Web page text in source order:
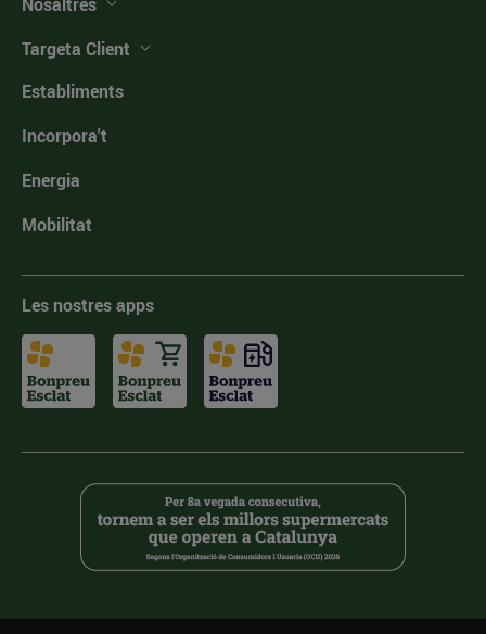
Targeta Client
Establiments
Incorpora't
Energia
Mobilitat
Les nostres apps